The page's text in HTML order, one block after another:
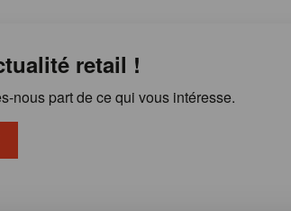
retail !
nous part de ce qui vous intéresse.